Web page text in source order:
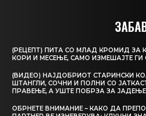
(РЕЦЕПТ) ПИТА СО МЛАД КРОМИД ЗА
КОРИ И МЕСЕЊЕ, САМО ИЗМЕШАЈТЕ
(ВИДЕО) НАЈДОБРИОТ СТАРИНСКИ
ШТАНГЛИ, СОЧНИ И ПОЛНИ СО
ПРАВЕЊЕ, А УШТЕ ПОБРЗА ЗА ЈАДЕЊЕ
ОБРНЕТЕ ВНИМАНИЕ – КАКО ДА